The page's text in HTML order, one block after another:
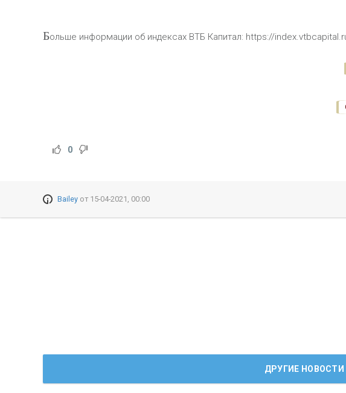
Больше информации об индексах ВТБ Капитал: https://
0
Baileyот 15-04-2021, 00:00
ДРУГИЕ НОВОСТИ